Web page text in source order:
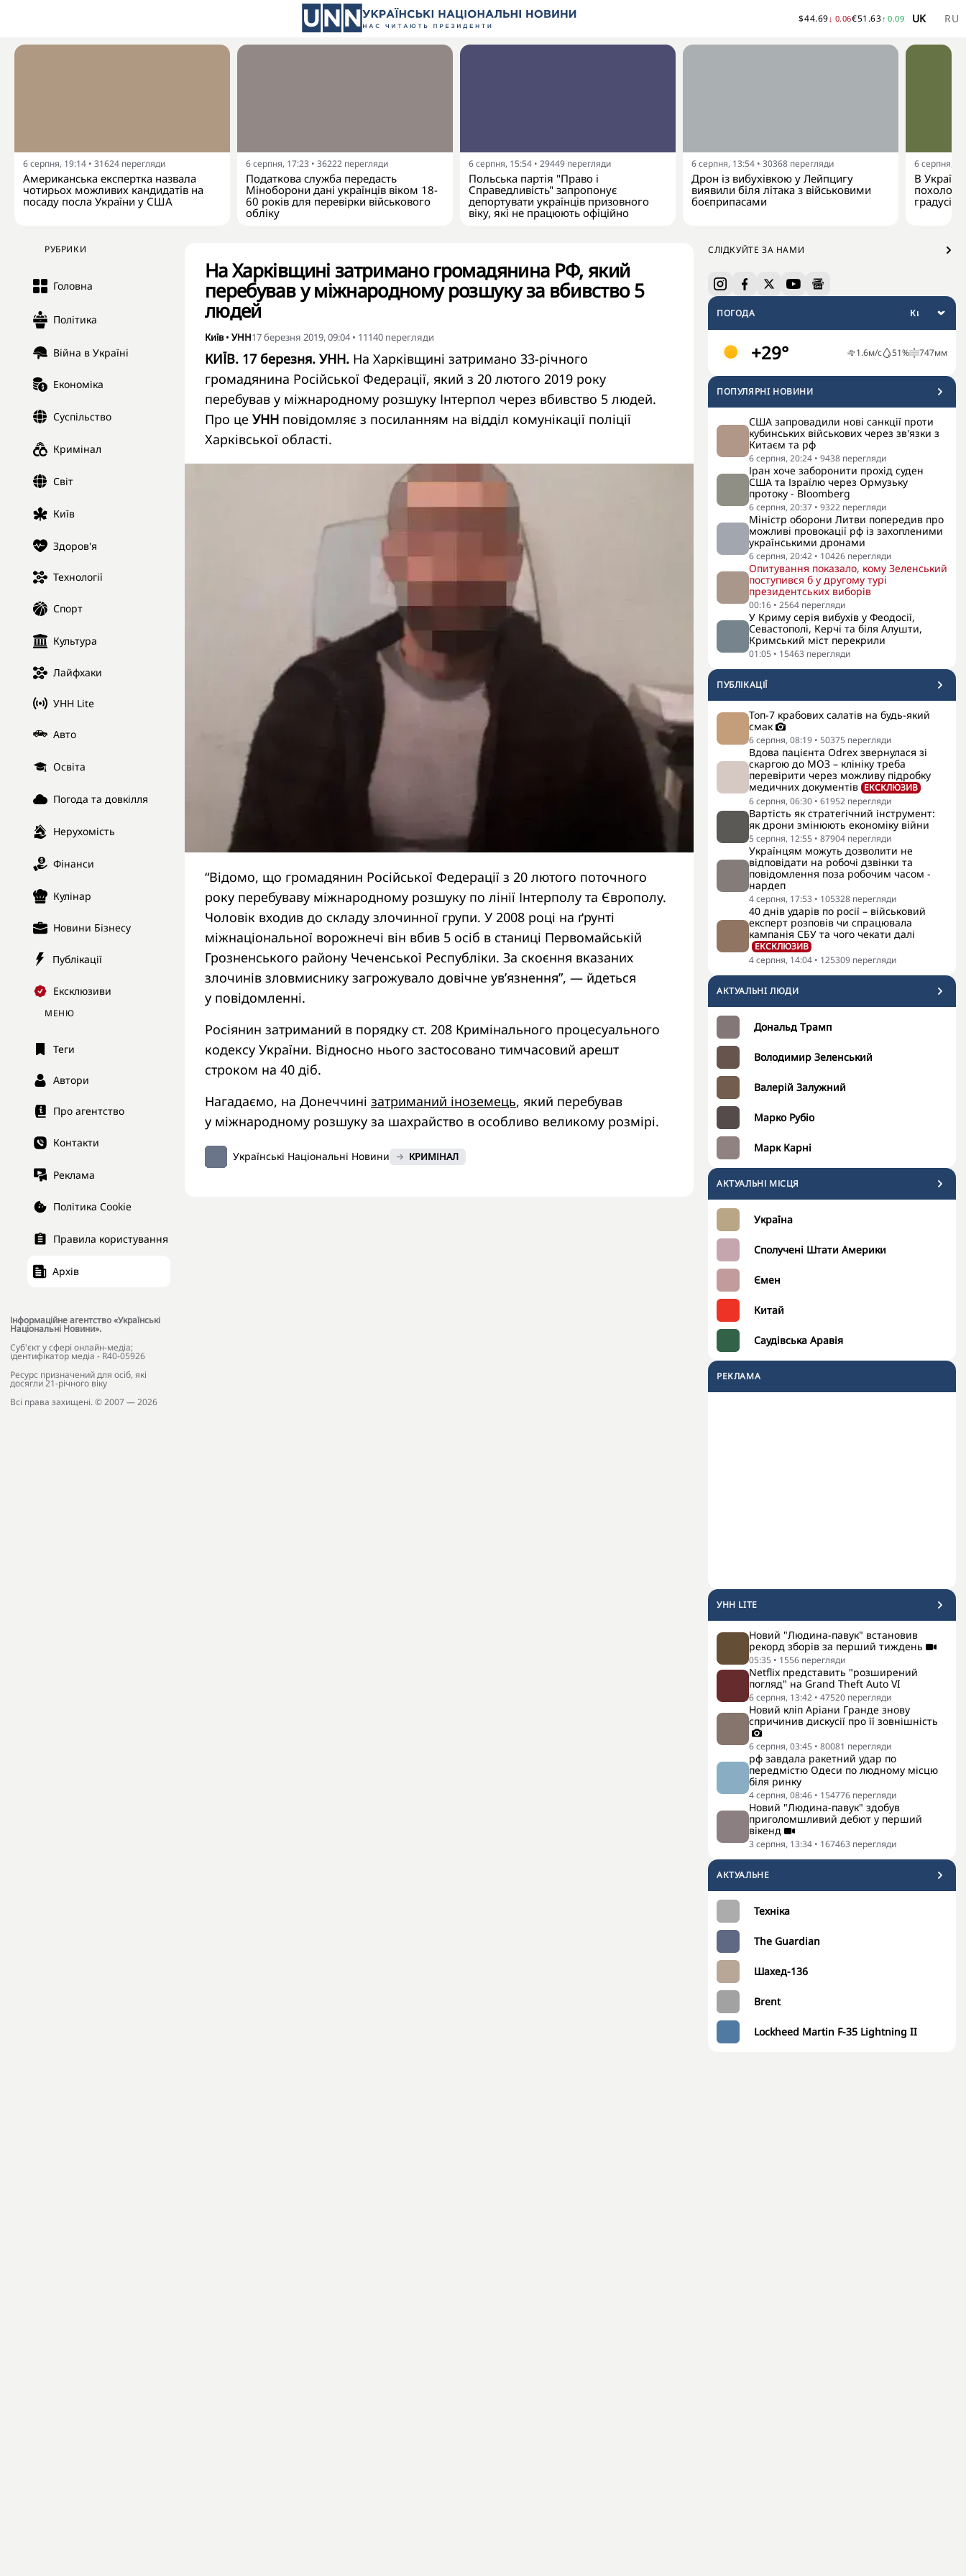
$44.69↓ 0.06€51.63↑ 0.09 UK RU
6 серпня, 19:14 • 31624 перегляди
Американська експертка назвала
чотирьох можливих кандидатів на
посаду посла України у США
6 серпня, 17:23 • 36222 перегляди
Податкова служба передасть
Міноборони дані українців віком 18-
60 років для перевірки військового
обліку
6 серпня, 15:54 • 29449 перегляди
Польська партія "Право і
Справедливість" запропонує
депортувати українців призовного
віку, які не працюють офіційно
6 серпня, 13:54 • 30368 перегляди
Дрон із вибухівкою у Лейпцигу
виявили біля літака з військовими
боєприпасами
6 серпня,
В
градусів
РУБРИКИ
Головна
Політика
Війна в Україні
Економіка
Суспільство
Кримінал
Світ
Київ
Здоров'я
Технології
Спорт
Культура
Лайфхаки
УНН Lite
Авто
Освіта
Погода та довкілля
Нерухомість
Фінанси
Кулінар
Новини Бізнесу
Публікації
Ексклюзиви
МЕНЮ
Теги
Автори
Про агентство
Контакти
Реклама
Політика Cookie
Правила користування
Архів
Інформаційне агентство «Українські
Національні Новини».
Cуб'єкт у сфері онлайн-медіа;
ідентифікатор медіа - R40-05926
Ресурс призначений для осіб, які
досягли 21-річного віку
Всі права захищені. © 2007 — 2026
СЛІДКУЙТЕ ЗА НАМИ
ПОГОДА
+29° 1.6м/с 51% 747мм
ПОПУЛЯРНI НОВИНИ
США запровадили нові санкції проти
кубинських військових через зв'язки з
Китаєм та рф
6 серпня, 20:24 • 9438 перегляди
Іран хоче заборонити прохід суден
США та Ізраїлю через Ормузьку
протоку - Bloomberg
6 серпня, 20:37 • 9322 перегляди
Міністр оборони Литви попередив про
можливі провокації рф із захопленими
українськими дронами
6 серпня, 20:42 • 10426 перегляди
Опитування показало, кому Зеленський
поступився б у другому турі
президентських виборів
00:16 • 2564 перегляди
У Криму серія вибухів у Феодосії,
Севастополі, Керчі та біля Алушти,
Кримський міст перекрили
01:05 • 15463 перегляди
ПУБЛІКАЦІЇ
Топ-7 крабових салатів на будь-який
смак
6 серпня, 08:19 • 50375 перегляди
Вдова пацієнта Odrex звернулася зі
скаргою до МОЗ – клініку треба
перевірити через можливу підробку
медичних документів ЕКСКЛЮЗИВ
6 серпня, 06:30 • 61952 перегляди
Вартість як стратегічний інструмент:
як дрони змінюють економіку війни
5 серпня, 12:55 • 87904 перегляди
Українцям можуть дозволити не
відповідати на робочі дзвінки та
повідомлення поза робочим часом -
нардеп
4 серпня, 17:53 • 105328 перегляди
40 днів ударів по росії – військовий
експерт розповів чи спрацювала
кампанія СБУ та чого чекати далі
ЕКСКЛЮЗИВ
4 серпня, 14:04 • 125309 перегляди
АКТУАЛЬНI ЛЮДИ
Дональд Трамп
Володимир Зеленський
Валерій Залужний
Марко Рубіо
Марк Карні
АКТУАЛЬНІ МІСЦЯ
Україна
Сполучені Штати Америки
Ємен
Китай
Саудівська Аравія
РЕКЛАМА
УНН LITE
Новий "Людина-павук" встановив
рекорд зборів за перший тиждень
05:35 • 1556 перегляди
Netflix представить "розширений
погляд" на Grand Theft Auto VI
6 серпня, 13:42 • 47520 перегляди
Новий кліп Аріани Гранде знову
спричинив дискусії про її зовнішність
6 серпня, 03:45 • 80081 перегляди
рф завдала ракетний удар по
передмістю Одеси по людному місцю
біля ринку
4 серпня, 08:46 • 154776 перегляди
Новий "Людина-павук" здобув
приголомшливий дебют у перший
вікенд
3 серпня, 13:34 • 167463 перегляди
АКТУАЛЬНЕ
Техніка
The Guardian
Шахед-136
Brent
Lockheed Martin F-35 Lightning II
На Харківщині затримано громадянина РФ, який
перебував у міжнародному розшуку за вбивство 5
людей
Київ• УНН17 березня 2019, 09:04• 11140 перегляди
КИЇВ. 17 березня. УНН. На Харківщині затримано 33-річного
громадянина Російської Федерації, який з 20 лютого 2019 року
перебував у міжнародному розшуку Інтерпол через вбивство 5 людей.
Про це УНН повідомляє з посиланням на відділ комунікації поліції
Харківської області.
“Відомо, що громадянин Російської Федерації з 20 лютого поточного
року перебуваву міжнародному розшуку по лінії Інтерполу та Європолу.
Чоловік входив до складу злочинної групи. У 2008 році на ґрунті
міжнаціональної ворожнечі він вбив 5 осіб в станиці Первомайській
Грозненського району Чеченської Республіки. За скоєння вказаних
злочинів зловмиснику загрожувало довічне ув’язнення”, — йдеться
у повідомленні.
Росіянин затриманий в порядку ст. 208 Кримінального процесуального
кодексу України. Відносно нього застосовано тимчасовий арешт
строком на 40 діб.
Нагадаємо, на Донеччині затриманий іноземець, який перебував
у міжнародному розшуку за шахрайство в особливо великому розмірі.
Українські Національні Новини КРИМІНАЛ